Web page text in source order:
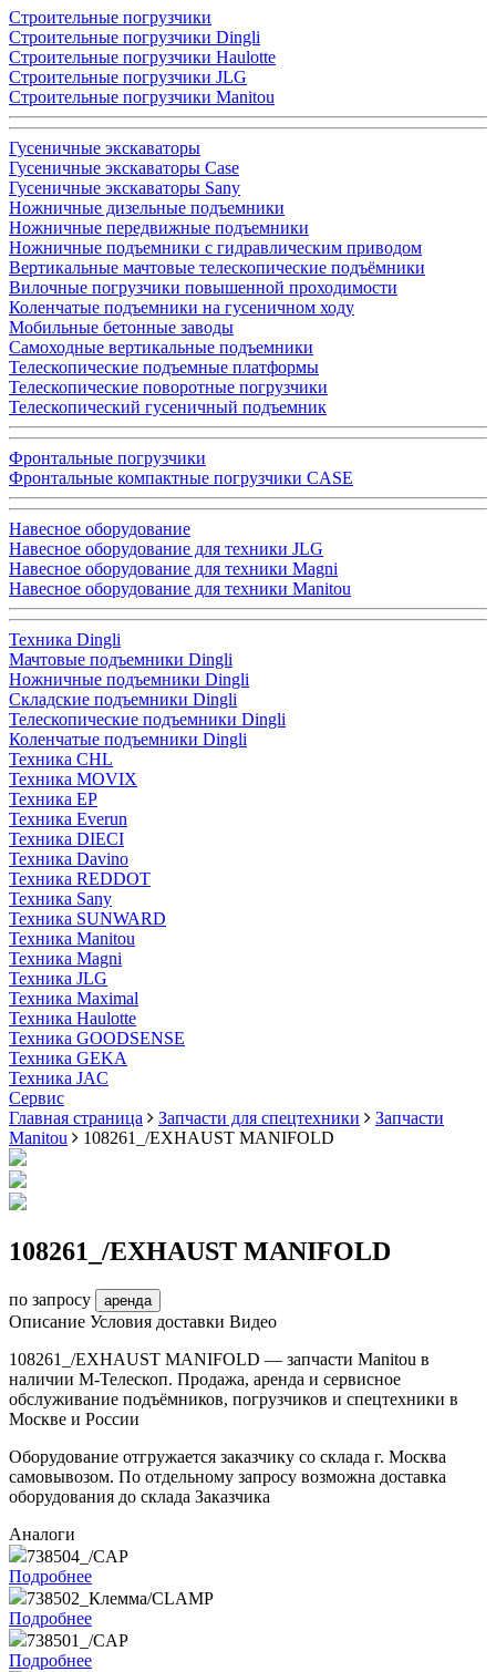
Строительные погрузчики
Строительные погрузчики Dingli
Строительные погрузчики Haulotte
Строительные погрузчики JLG
Строительные погрузчики Manitou
Гусеничные экскаваторы
Гусеничные экскаваторы Case
Гусеничные экскаваторы Sany
Ножничные дизельные подъемники
Ножничные передвижные подъемники
Ножничные подъемники с гидравлическим приводом
Вертикальные мачтовые телескопические подъёмники
Вилочные погрузчики повышенной проходимости
Коленчатые подъемники на гусеничном ходу
Мобильные бетонные заводы
Самоходные вертикальные подъемники
Телескопические подъемные платформы
Телескопические поворотные погрузчики
Телескопический гусеничный подъемник
Фронтальные погрузчики
Фронтальные компактные погрузчики CASE
Навесное оборудование
Навесное оборудование для техники JLG
Навесное оборудование для техники Magni
Навесное оборудование для техники Manitou
Техника Dingli
Мачтовые подъемники Dingli
Ножничные подъемники Dingli
Складские подъемники Dingli
Телескопические подъемники Dingli
Коленчатые подъемники Dingli
Техника CHL
Техника MOVIX
Техника EP
Техника Everun
Техника DIECI
Техника Davino
Техника REDDOT
Техника Sany
Техника SUNWARD
Техника Manitou
Техника Magni
Техника JLG
Техника Maximal
Техника Haulotte
Техника GOODSENSE
Техника GEKA
Техника JAC
Cервис
Главная страница
Запчасти для спецтехники
Запчасти
Manitou
108261_/EXHAUST MANIFOLD
108261_/EXHAUST MANIFOLD
по запросу аренда
Описание Условия доставки Видео
108261_/EXHAUST MANIFOLD — запчасти Manitou в
наличии М-Телескоп. Продажа, аренда и сервисное
обслуживание подъёмников, погрузчиков и спецтехники в
Москве и России
Оборудование отгружается заказчику со склада г. Москва
самовывозом. По отдельному запросу возможна доставка
оборудования до склада Заказчика
Аналоги
738504_/CAP
Подробнее
738502_Клемма/CLAMP
Подробнее
738501_/CAP
Подробнее